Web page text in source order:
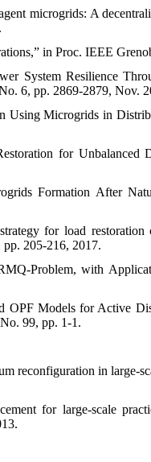
microgrids: A
in Proc. IEEE
System Resilience
6, pp. 2869-2879, Nov.
Using Microgrids in
for Unbalanced
Formation After
for load restoration
205-216, 2017.
Problem, with
OPF Models for Active
99, pp. 1-1.
reconfiguration in large-
for large-scale